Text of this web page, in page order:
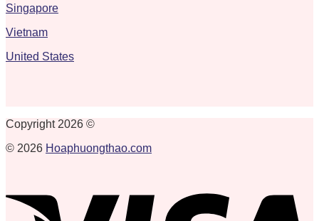
Singapore
Vietnam
United States
Copyright 2026 ©
© 2026 Hoaphuongthao.com